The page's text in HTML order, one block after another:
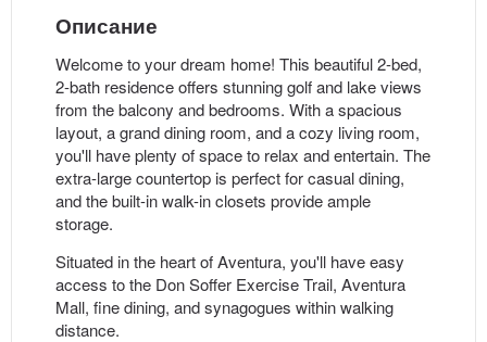
Описание
Welcome to your dream home! This beautiful 2-bed,
2-bath residence offers stunning golf and lake views
from the balcony and bedrooms. With a spacious
layout, a grand dining room, and a cozy living room,
you'll have plenty of space to relax and entertain. The
extra-large countertop is perfect for casual dining,
and the built-in walk-in closets provide ample
storage.
Situated in the heart of Aventura, you'll have easy
access to the Don Soffer Exercise Trail, Aventura
Mall, fine dining, and synagogues within walking
distance.